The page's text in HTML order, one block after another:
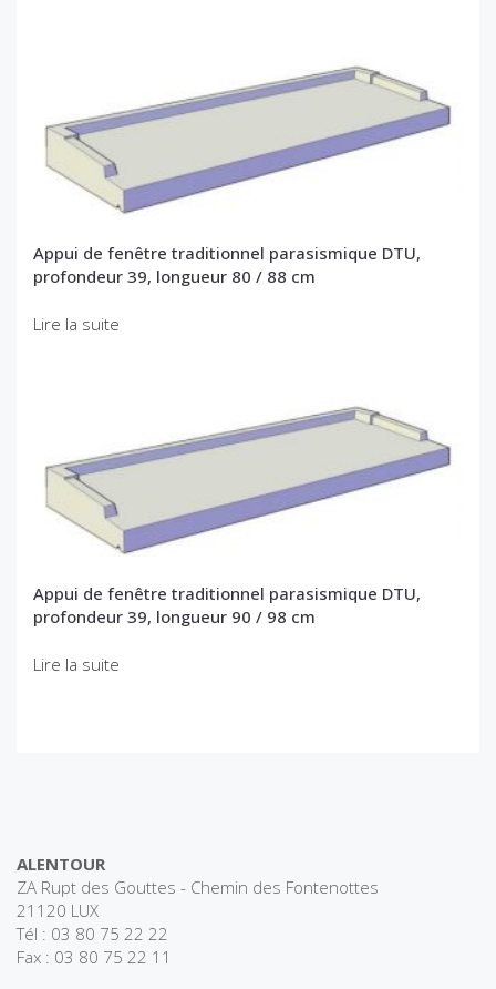
Appui de fenêtre traditionnel parasismique DTU,
profondeur 39, longueur 80 / 88 cm
Lire la suite
Appui de fenêtre traditionnel parasismique DTU,
profondeur 39, longueur 90 / 98 cm
Lire la suite
ALENTOUR
ZA Rupt des Gouttes - Chemin des Fontenottes
21120 LUX
Tél : 03 80 75 22 22
Fax : 03 80 75 22 11